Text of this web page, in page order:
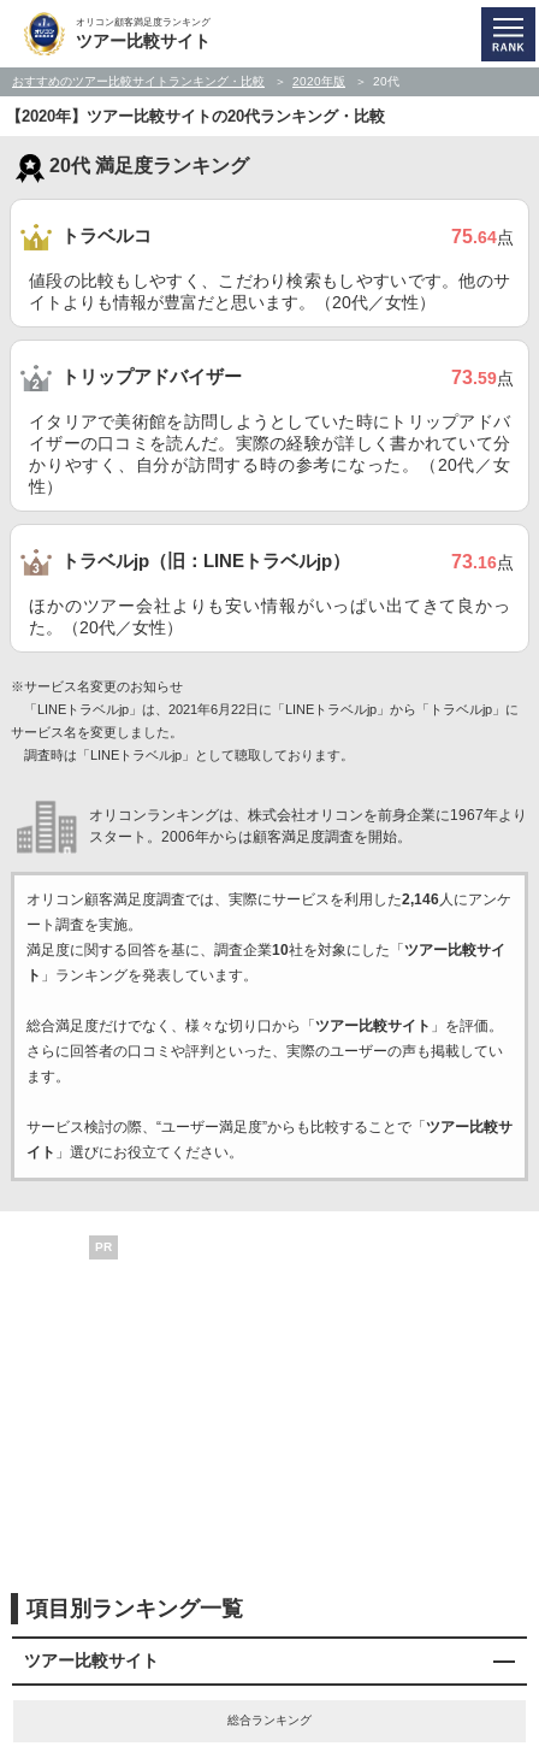
オリコン顧客満足度ランキング
ツアー比較サイト
おすすめのツアー比較サイトランキング・比較 2020年版 20代
【2020年】ツアー比較サイトの20代ランキング・比較
20代 満足度ランキング
トラベルコ 75.64点
値段の比較もしやすく、こだわり検索もしやすいです。他のサ
イトよりも情報が豊富だと思います。（20代／女性）
トリップアドバイザー 73.59点
イタリアで美術館を訪問しようとしていた時にトリップアドバ
イザーの口コミを読んだ。実際の経験が詳しく書かれていて分
かりやすく、自分が訪問する時の参考になった。（20代／女
性）
トラベルjp（旧：LINEトラベルjp） 73.16点
ほかのツアー会社よりも安い情報がいっぱい出てきて良かっ
た。（20代／女性）
※サービス名変更のお知らせ
「LINEトラベルjp」は、2021年6月22日に「LINEトラベルjp」から「トラベルjp」に
サービス名を変更しました。
調査時は「LINEトラベルjp」として聴取しております。
オリコンランキングは、株式会社オリコンを前身企業に1967年より
スタート。2006年からは顧客満足度調査を開始。
オリコン顧客満足度調査では、実際にサービスを利用した2,146人にアンケ
ート調査を実施。
満足度に関する回答を基に、調査企業10社を対象にした「 ツアー比較サイ
ト 」ランキングを発表しています。
総合満足度だけでなく、様々な切り口から「 ツアー比較サイト 」を評価。
さらに回答者の口コミや評判といった、実際のユーザーの声も掲載してい
ます。
サービス検討の際、“ユーザー満足度”からも比較することで「 ツアー比較サ
イト 」選びにお役立てください。
PR
項目別ランキング一覧
ツアー比較サイト
総合ランキング